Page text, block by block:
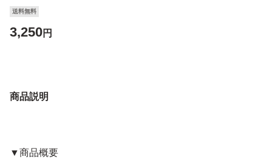
送料無料
3,250円
商品説明
▼商品概要